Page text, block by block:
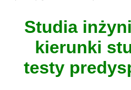
Studia
kierunki
testy